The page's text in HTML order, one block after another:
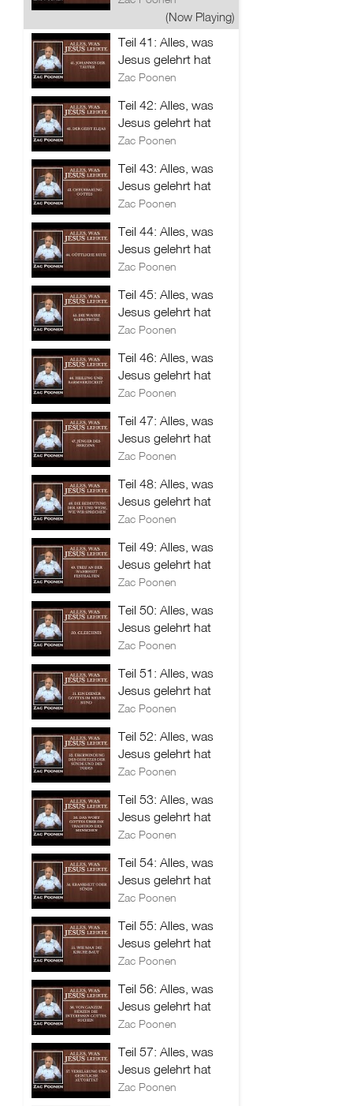
(Now Playing)
Teil 41: Alles, was
Jesus gelehrt hat
Zac Poonen
Teil 42: Alles, was
Jesus gelehrt hat
Zac Poonen
Teil 43: Alles, was
Jesus gelehrt hat
Zac Poonen
Teil 44: Alles, was
Jesus gelehrt hat
Zac Poonen
Teil 45: Alles, was
Jesus gelehrt hat
Zac Poonen
Teil 46: Alles, was
Jesus gelehrt hat
Zac Poonen
Teil 47: Alles, was
Jesus gelehrt hat
Zac Poonen
Teil 48: Alles, was
Jesus gelehrt hat
Zac Poonen
Teil 49: Alles, was
Jesus gelehrt hat
Zac Poonen
Teil 50: Alles, was
Jesus gelehrt hat
Zac Poonen
Teil 51: Alles, was
Jesus gelehrt hat
Zac Poonen
Teil 52: Alles, was
Jesus gelehrt hat
Zac Poonen
Teil 53: Alles, was
Jesus gelehrt hat
Zac Poonen
Teil 54: Alles, was
Jesus gelehrt hat
Zac Poonen
Teil 55: Alles, was
Jesus gelehrt hat
Zac Poonen
Teil 56: Alles, was
Jesus gelehrt hat
Zac Poonen
Teil 57: Alles, was
Jesus gelehrt hat
Zac Poonen